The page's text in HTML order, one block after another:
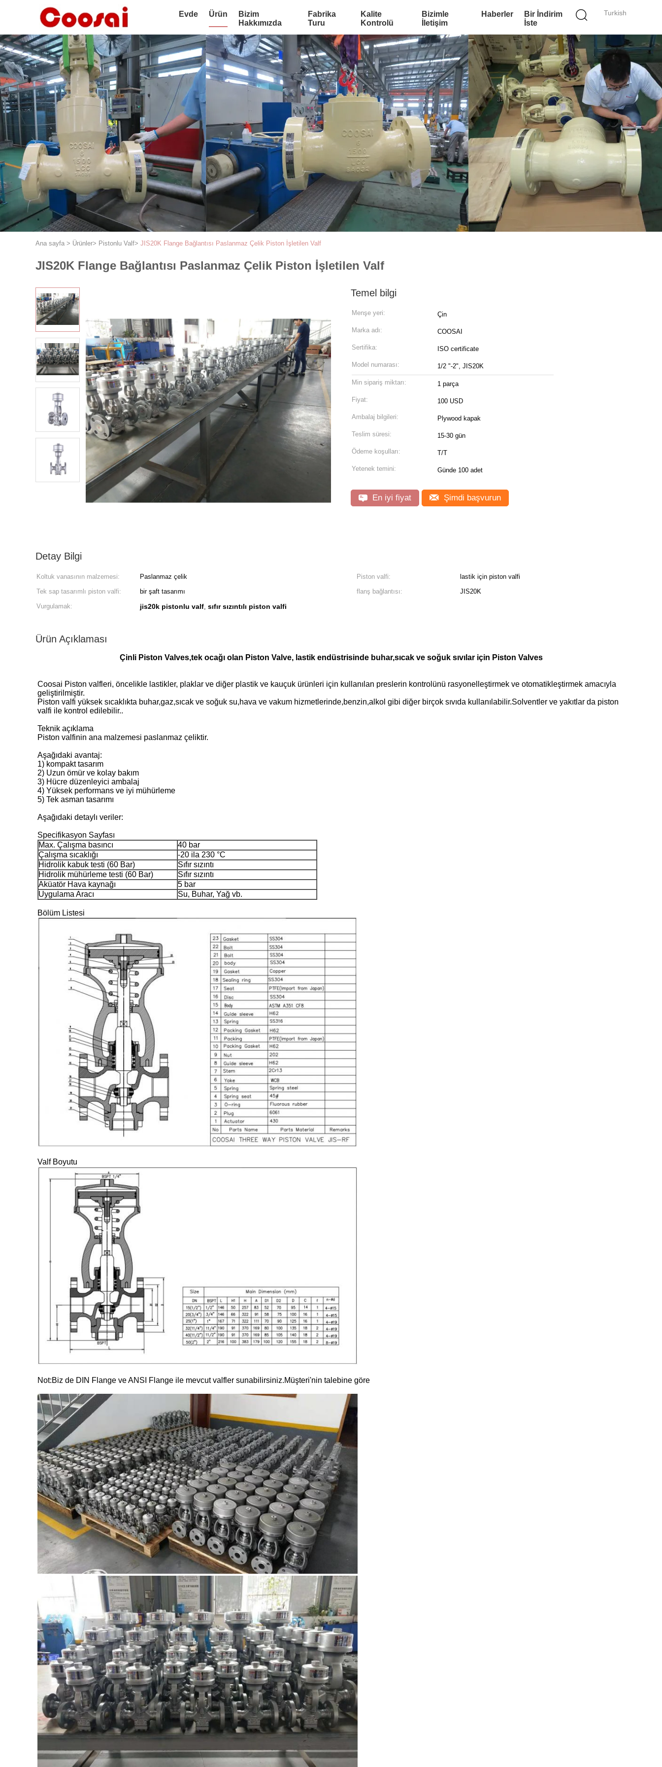
Turkish
Evde Ürün
Bizim
Hakkımızda
Fabrika
Turu
Kalite
Kontrolü
Bizimle
İletişim
Haberler
Bir İndirim
İste
Ana sayfa > Ürünler> Pistonlu Valf> JIS20K Flange Bağlantısı Paslanmaz Çelik Piston İşletilen Valf
JIS20K Flange Bağlantısı Paslanmaz Çelik Piston İşletilen Valf
Temel bilgi
Menşe yeri: Çin
Marka adı: COOSAI
Sertifika: ISO certificate
Model numarası: 1/2 "-2", JIS20K
Min sipariş miktarı: 1 parça
Fiyat: 100 USD
Ambalaj bilgileri: Plywood kapak
Teslim süresi: 15-30 gün
Ödeme koşulları: T/T
Yetenek temini: Günde 100 adet
En iyi fiyat Şimdi başvurun
Detay Bilgi
Koltuk vanasının malzemesi: Paslanmaz çelik Piston valfi:
lastik için piston valfi
Tek sap tasarımlı piston valfi:
bir şaft tasarımı flanş bağlantısı:
JIS20K
Vurgulamak:
jis20k pistonlu valf, sıfır sızıntılı piston valfi
Ürün Açıklaması
Çinli Piston Valves,tek ocağı olan Piston Valve, lastik endüstrisinde buhar,sıcak ve soğuk sıvılar için Piston Valves
Coosai Piston valfleri, öncelikle lastikler, plaklar ve diğer plastik ve kauçuk ürünleri için kullanılan preslerin kontrolünü rasyonelleştirmek ve otomatikleştirmek amacıyla
geliştirilmiştir.
Piston valfi yüksek sıcaklıkta buhar,gaz,sıcak ve soğuk su,hava ve vakum hizmetlerinde,benzin,alkol gibi diğer birçok sıvıda kullanılabilir.Solventler ve yakıtlar da piston
valfi ile kontrol edilebilir..
Teknik açıklama
Piston valfinin ana malzemesi paslanmaz çeliktir.
Aşağıdaki avantaj:
1) kompakt tasarım
2) Uzun ömür ve kolay bakım
3) Hücre düzenleyici ambalaj
4) Yüksek performans ve iyi mühürleme
5) Tek asman tasarımı
Aşağıdaki detaylı veriler:
Specifikasyon Sayfası
Max. Çalışma basıncı
40 bar
Çalışma sıcaklığı
-20 ila 230 °C
Hidrolik kabuk testi (60 Bar)
Sıfır sızıntı
Hidrolik mühürleme testi (60 Bar)
Sıfır sızıntı
Aküatör Hava kaynağı
5 bar
Uygulama Aracı
Su, Buhar, Yağ vb.
Bölüm Listesi
Valf Boyutu
Not:Biz de DIN Flange ve ANSI Flange ile mevcut valfler sunabilirsiniz.Müşteri'nin talebine göre